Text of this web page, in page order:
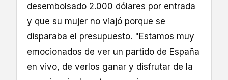
desembolsado 2.000 dólares por entrada
y que su mujer no viajó porque se
disparaba el presupuesto. "Estamos muy
emocionados de ver un partido de España
en vivo, de verlos ganar y disfrutar de la